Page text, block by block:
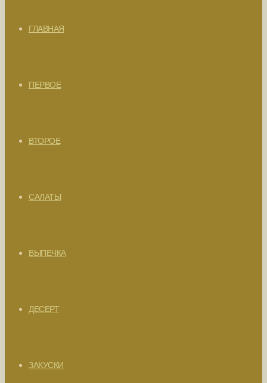
ГЛАВНАЯ
ПЕРВОЕ
ВТОРОЕ
САЛАТЫ
ВЫПЕЧКА
ДЕСЕРТ
ЗАКУСКИ